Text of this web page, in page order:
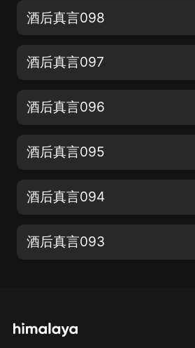
酒后真言098
酒后真言097
酒后真言096
酒后真言095
酒后真言094
酒后真言093